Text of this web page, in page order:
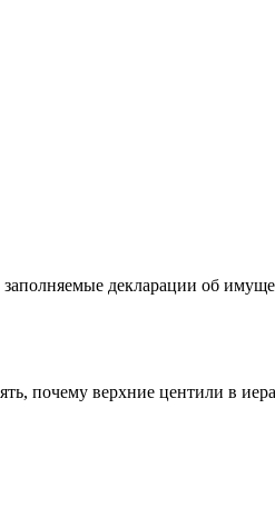
декларации об
почему верхние центили в